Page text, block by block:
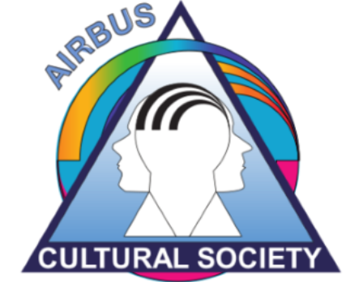
CHESS & GAMES SOCIETY